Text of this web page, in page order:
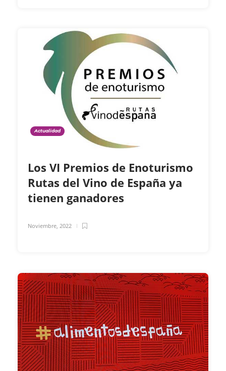
Actualidad
Los VI Premios de Enoturismo
Rutas del Vino de España ya
tienen ganadores
Noviembre, 2022